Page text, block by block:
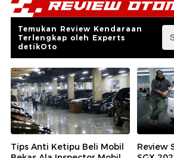
Temukan Review Kendaraan
Terlengkap oleh Experts
detikOto
Tips Anti Ketipu Beli Mobil
Review